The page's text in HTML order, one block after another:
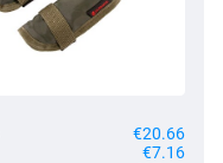
€20.66
€7.16